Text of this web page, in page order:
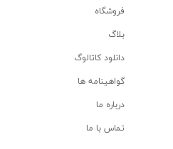
فروشگاه
بلاگ
دانلود کاتالوگ
گواهینامه ها
درباره ما
تماس با ما